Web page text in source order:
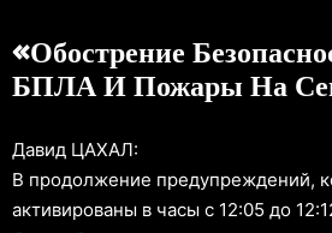
«Обострение
БПЛА И Пожары На
Давид ЦАХАЛ:
В продолжение предупреждений,
активированы в часы с 12:05 до